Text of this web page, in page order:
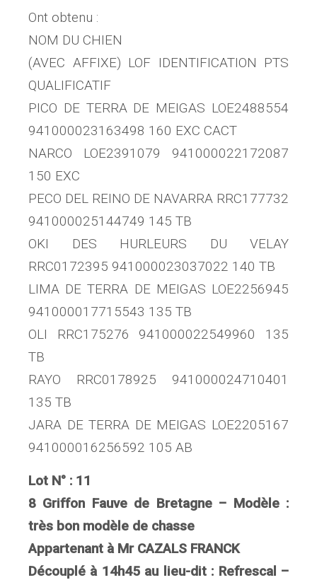
Ont obtenu :
NOM DU CHIEN
(AVEC AFFIXE) LOF IDENTIFICATION PTS
QUALIFICATIF
PICO DE TERRA DE MEIGAS LOE2488554
941000023163498 160 EXC CACT
NARCO LOE2391079 941000022172087
150 EXC
PECO DEL REINO DE NAVARRA RRC177732
941000025144749 145 TB
OKI DES HURLEURS DU VELAY
RRC0172395 941000023037022 140 TB
LIMA DE TERRA DE MEIGAS LOE2256945
941000017715543 135 TB
OLI RRC175276 941000022549960 135
TB
RAYO RRC0178925 941000024710401
135 TB
JARA DE TERRA DE MEIGAS LOE2205167
941000016256592 105 AB
Lot N° : 11
8 Griffon Fauve de Bretagne – Modèle :
très bon modèle de chasse
Appartenant à Mr CAZALS FRANCK
Découplé à 14h45 au lieu-dit : Refrescal –